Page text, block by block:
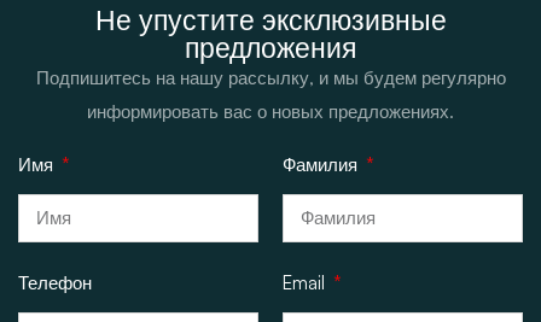
Не упустите эксклюзивные
предложения
Подпишитесь на нашу рассылку, и мы будем регулярно
информировать вас о новых предложениях.
Имя Фамилия
Телефон Email